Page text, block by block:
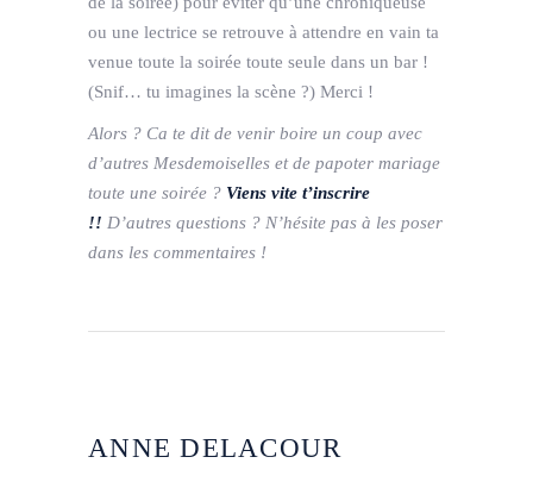
ou une lectrice se retrouve à attendre en vain ta
venue toute la soirée toute seule dans un bar !
(Snif… tu imagines la scène ?) Merci !
Alors ? Ca te dit de venir boire un coup avec
d’autres Mesdemoiselles et de papoter mariage
toute une soirée ? Viens vite t’inscrire
!! D’autres questions ? N’hésite pas à les poser
dans les commentaires !
ANNE DELACOUR